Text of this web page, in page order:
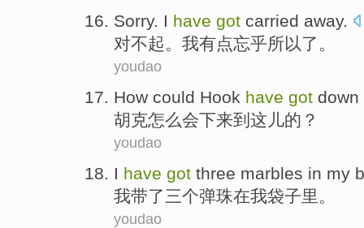
Sorry. I have got carried away.
对不起。 我有点忘乎所以了。
youdao
How could Hook have got down
胡克怎么会下来到这儿的？
youdao
I have got three marbles in my
我带了三个弹珠在我袋子里 。
youdao